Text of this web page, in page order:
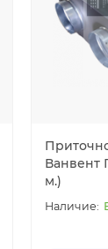
Ванвент
м.)